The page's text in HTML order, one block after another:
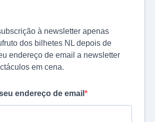
à newsletter apenas
dos bilhetes NL depois de
endereço de email a newsletter
em cena.
endereço de email